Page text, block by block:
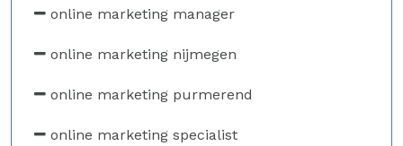
online marketing manager
online marketing nijmegen
online marketing purmerend
online marketing specialist